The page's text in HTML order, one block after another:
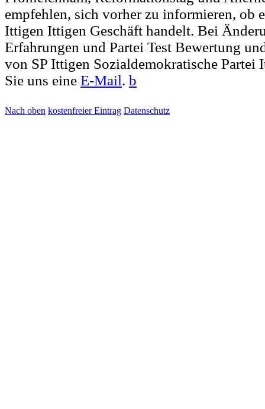
empfehlen, sich vorher zu informieren, ob
Ittigen Ittigen Geschäft handelt. Bei
Erfahrungen und Partei Test Bewertung
von SP Ittigen Sozialdemokratische Partei
Sie uns eine E-Mail. b
Nach oben kostenfreier Eintrag Datenschutz